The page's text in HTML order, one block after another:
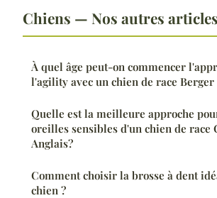
Chiens — Nos autres articles
À quel âge peut-on commencer
l'agility avec un chien de race Berger
Quelle est la meilleure approche
oreilles sensibles d'un chien de race
Anglais?
Comment choisir la brosse à dent
chien ?